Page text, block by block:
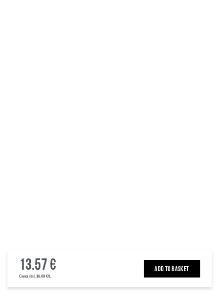
13.57 €
Cena litrā 18.09 €/L
ADD TO BASKET